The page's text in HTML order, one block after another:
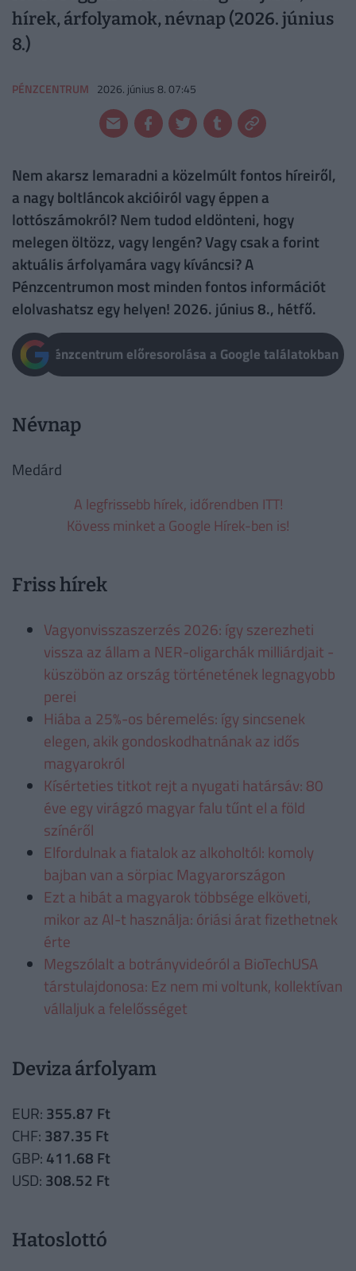
hírek, árfolyamok, névnap (2026. június
8.)
PÉNZCENTRUM 2026. június 8. 07:45
Nem akarsz lemaradni a közelmúlt fontos híreiről,
a nagy boltláncok akcióiról vagy éppen a
lottószámokról? Nem tudod eldönteni, hogy
melegen öltözz, vagy lengén? Vagy csak a forint
aktuális árfolyamára vagy kíváncsi? A
Pénzcentrumon most minden fontos információt
elolvashatsz egy helyen! 2026. június 8., hétfő.
Pénzcentrum előresorolása a Google találatokban
Névnap
Medárd
A legfrissebb hírek, időrendben ITT!
Kövess minket a Google Hírek-ben is!
Friss hírek
Vagyonvisszaszerzés 2026: így szerezheti
vissza az állam a NER-oligarchák milliárdjait -
küszöbön az ország történetének legnagyobb
perei
Hiába a 25%-os béremelés: így sincsenek
elegen, akik gondoskodhatnának az idős
magyarokról
Kísérteties titkot rejt a nyugati határsáv: 80
éve egy virágzó magyar falu tűnt el a föld
színéről
Elfordulnak a fiatalok az alkoholtól: komoly
bajban van a sörpiac Magyarországon
Ezt a hibát a magyarok többsége elköveti,
mikor az AI-t használja: óriási árat fizethetnek
érte
Megszólalt a botrányvideóról a BioTechUSA
társtulajdonosa: Ez nem mi voltunk, kollektívan
vállaljuk a felelősséget
Deviza árfolyam
EUR: 355.87 Ft
CHF: 387.35 Ft
GBP: 411.68 Ft
USD: 308.52 Ft
Hatoslottó